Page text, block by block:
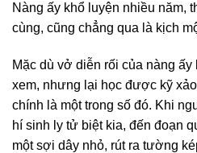
Nàng ấy khổ luyện nhiều năm,
cùng, cũng chẳng qua là kịch
Mặc dù vở diễn rối của nàng
xem, nhưng lại học được kỹ
chính là một trong số đó. Khi
hí sinh ly tử biệt kia, đến đoạn
một sợi dây nhỏ, rút ra tường